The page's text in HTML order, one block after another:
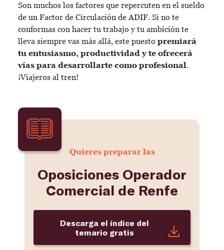
Son muchos los factores que repercuten en el sueldo
de un Factor de Circulación de ADIF. Si no te
conformas con hacer tu trabajo y tu ambición te
lleva siempre vas más allá, este puesto premiará
tu entusiasmo, productividad y te ofrecerá
vías para desarrollarte como profesional.
¡Viajeros al tren!
Quieres preparar las
Oposiciones Operador
Comercial de Renfe
Descarga el índice del
temario gratis